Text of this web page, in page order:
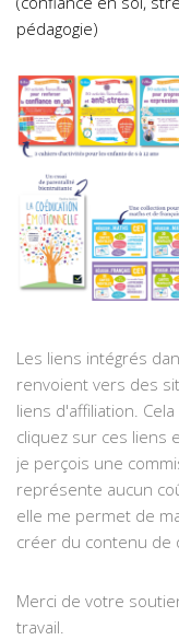
pédagogie)
Les liens intégrés
renvoient vers des
liens d'affiliation.
cliquez sur ces liens
je perçois une
représente aucun
elle me permet de
créer du contenu de
Merci de votre
travail.